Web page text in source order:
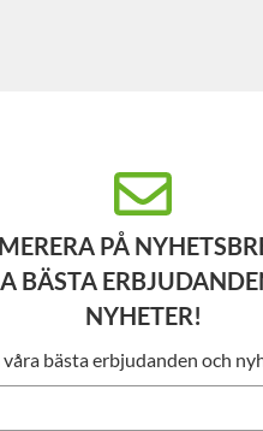
PÅ
BÄSTA
NYHETER!
våra bästa erbjudanden och